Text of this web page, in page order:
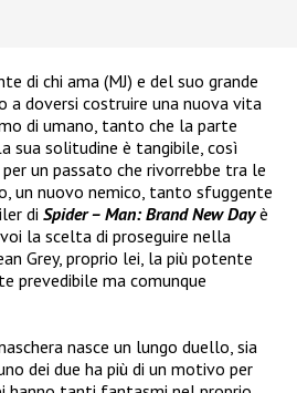
di chi ama (MJ) e del suo grande
a doversi costruire una nuova vita
di umano, tanto che la parte
sua solitudine è tangibile, così
un passato che rivorrebbe tra le
un nuovo nemico, tanto sfuggente
di Spider – Man: Brand New Dayè
la scelta di proseguire nella
Grey, proprio lei, la più potente
prevedibile ma comunque
nasce un lungo duello, sia
dei due ha più di un motivo per